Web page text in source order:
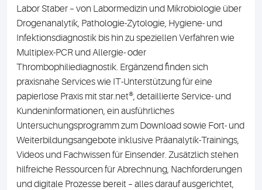
Labor Staber – von Labormedizin und Mikrobiologie über
Drogenanalytik, Pathologie-Zytologie, Hygiene- und
Infektionsdiagnostik bis hin zu speziellen Verfahren wie
Multiplex-PCR und Allergie- oder
Thrombophiliediagnostik. Ergänzend finden sich
praxisnahe Services wie IT-Unterstützung für eine
papierlose Praxis mit star.net®, detaillierte Service- und
Kundeninformationen, ein ausführliches
Untersuchungsprogramm zum Download sowie Fort- und
Weiterbildungsangebote inklusive Präanalytik-Trainings,
Videos und Fachwissen für Einsender. Zusätzlich stehen
hilfreiche Ressourcen für Abrechnung, Nachforderungen
und digitale Prozesse bereit – alles darauf ausgerichtet,